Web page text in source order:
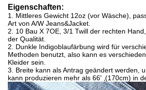
Eigenschaften:
1. Mittleres Gewicht 12oz (vor Wäsche),
Art von A/W Jeans&Jacket.
2. 10 Bau X 7OE, 3/1 Twill der rechten
der Qualität.
2. Dunkle Indigoblaufärbung wird für
Methoden benutzt, also kann es
Kleider sein.
3. Breite kann als Antrag geändert werden,
kann produzieren mehr als 66' ‚(170cm) in